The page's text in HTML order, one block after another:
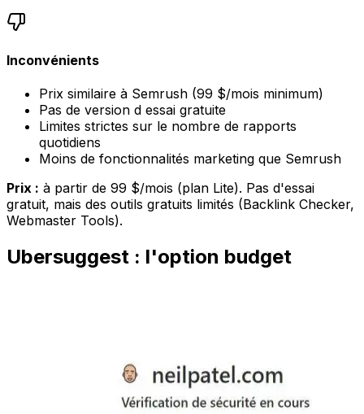
Inconvénients
Prix similaire à Semrush (99 $/mois minimum)
Pas de version d essai gratuite
Limites strictes sur le nombre de rapports
quotidiens
Moins de fonctionnalités marketing que Semrush
Prix : à partir de 99 $/mois (plan Lite). Pas d'essai
gratuit, mais des outils gratuits limités (Backlink Checker,
Webmaster Tools).
Ubersuggest : l'option budget